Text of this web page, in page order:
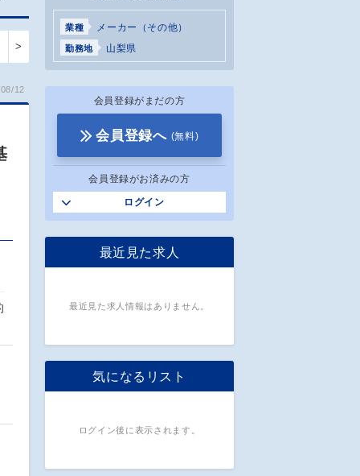
>
12
業種 メーカー（その他）
勤務地 山梨県
会員登録がまだの方
会員登録へ (無料)
会員登録がお済みの方
ログイン
最近見た求人
最近見た求人情報はありません。
気になるリスト
ログイン後に表示されます。